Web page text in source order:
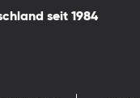
seit 1984